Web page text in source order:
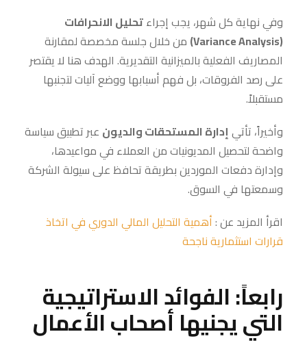
وفي نهاية كل شهر، يجب إجراءتحليل الانحرافات
(Variance Analysis)
من خلال جلسة مخصصة لمقارنة
المصاريف الفعلية بالميزانية التقديرية. الهدف هنا لا يقتصر
على رصد الفروقات، بل فهم أسبابها ووضع آليات لتجنبها
مستقبلاً.
وأخيراً، تأتي إدارة المستحقات والديون عبر تطبيق سياسة
واضحة لتحصيل المديونيات من العملاء في مواعيدها،
وإدارة دفعات الموردين بطريقة تحافظ على سيولة الشركة
وسمعتها في السوق.
اقرأ المزيد عن :أهمية التحليل المالي الدوري في اتخاذ
قرارات استثمارية ناجحة
رابعاً: الفوائد الاستراتيجية
التي يجنيها أصحاب الأعمال